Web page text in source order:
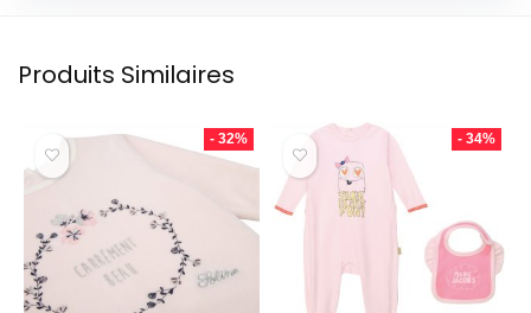
Produits Similaires
- 32% - 34%